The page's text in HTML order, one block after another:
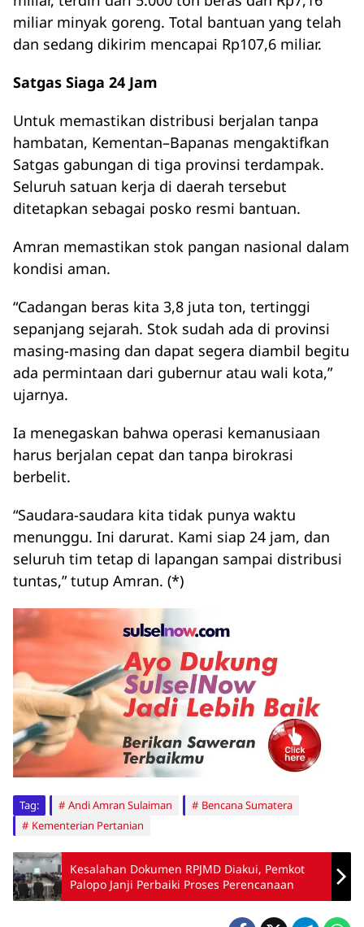
miliar minyak goreng. Total bantuan yang telah
dan sedang dikirim mencapai Rp107,6 miliar.
Satgas Siaga 24 Jam
Untuk memastikan distribusi berjalan tanpa
hambatan, Kementan–Bapanas mengaktifkan
Satgas gabungan di tiga provinsi terdampak.
Seluruh satuan kerja di daerah tersebut
ditetapkan sebagai posko resmi bantuan.
Amran memastikan stok pangan nasional dalam
kondisi aman.
“Cadangan beras kita 3,8 juta ton, tertinggi
sepanjang sejarah. Stok sudah ada di provinsi
masing-masing dan dapat segera diambil begitu
ada permintaan dari gubernur atau wali kota,”
ujarnya.
Ia menegaskan bahwa operasi kemanusiaan
harus berjalan cepat dan tanpa birokrasi
berbelit.
“Saudara-saudara kita tidak punya waktu
menunggu. Ini darurat. Kami siap 24 jam, dan
seluruh tim tetap di lapangan sampai distribusi
tuntas,” tutup Amran. (*)
Tag: Andi Amran Sulaiman
Bencana Sumatera
Kementerian Pertanian
Kesalahan Dokumen RPJMD Diakui, Pemkot
Palopo Janji Perbaiki Proses Perencanaan